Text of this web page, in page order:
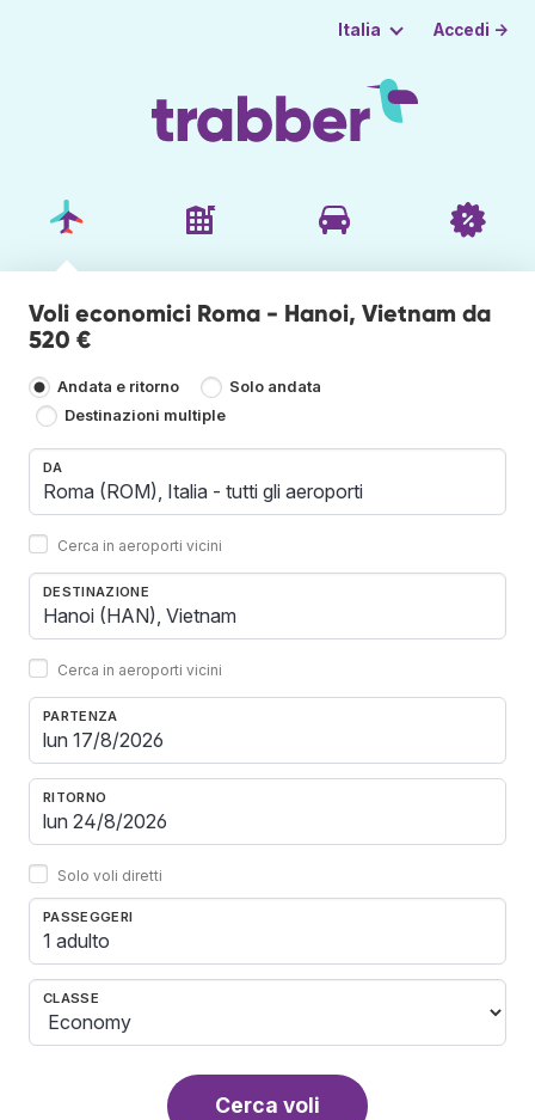
Italia Accedi →
Voli economici Roma - Hanoi, Vietnam da
520 €
Andata e ritorno
Solo andata
Destinazioni multiple
DA
Cerca in aeroporti vicini
DESTINAZIONE
Cerca in aeroporti vicini
PARTENZA
RITORNO
Solo voli diretti
PASSEGGERI
1 adulto
CLASSE
Cerca voli